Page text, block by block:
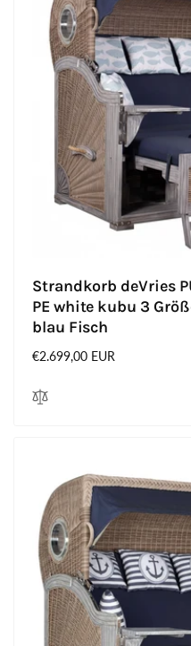
Strandkorb deVries
PE white kubu 3
blau Fisch
Normaler
€2.699,00 EUR